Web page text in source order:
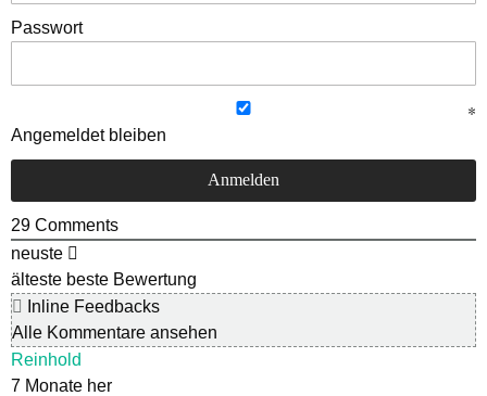
Passwort
Angemeldet bleiben
29 Comments
neuste
älteste beste Bewertung
Inline Feedbacks
Alle Kommentare ansehen
Reinhold
7 Monate her